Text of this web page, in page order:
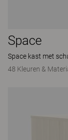
Space
Space kast met
48 Kleuren &